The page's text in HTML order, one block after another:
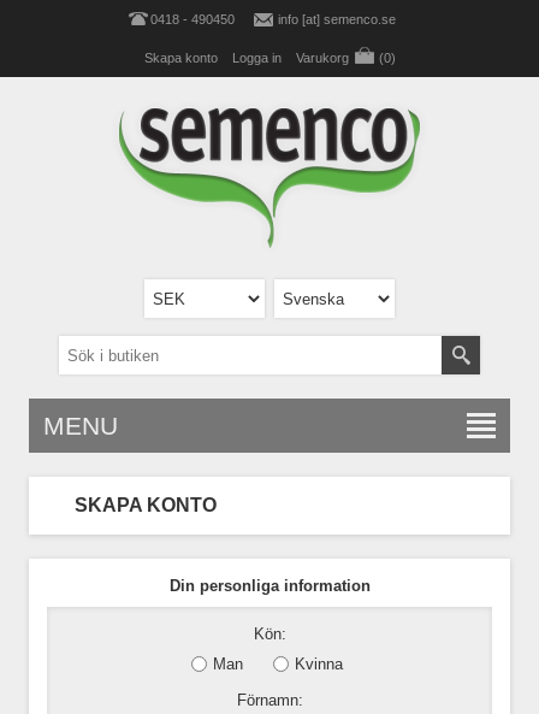
0418 - 490450 info [at] semenco.se
Skapa konto Logga in Varukorg (0)
MENU
SKAPA KONTO
Din personliga information
Kön:
Man
Kvinna
Förnamn: